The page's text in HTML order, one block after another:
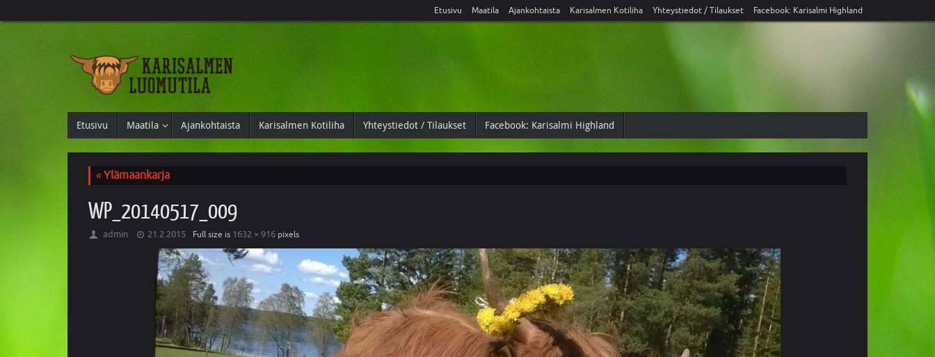
Etusivu Maatila Ajankohtaista Karisalmen Kotiliha Yhteystiedot / Tilaukset Facebook: Karisalmi Highland
Etusivu Maatila Ajankohtaista Karisalmen Kotiliha Yhteystiedot / Tilaukset Facebook: Karisalmi Highland
«Ylämaankarja
WP_20140517_009
admin 21.2.2015 Full size is 1632 × 916 pixels